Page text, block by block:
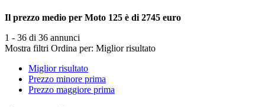
Il prezzo medio per Moto 125 è di 2745 euro
1 - 36 di 36 annunci
Mostra filtri Ordina per: Miglior risultato
Miglior risultato
Prezzo minore prima
Prezzo maggiore prima